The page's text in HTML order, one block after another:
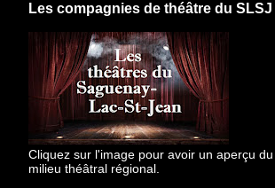
Les compagnies de théâtre du SLSJ
Cliquez sur l'image pour avoir un aperçu du
milieu théâtral régional.